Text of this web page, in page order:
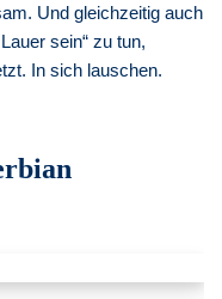
Und gleichzeitig auch
sein“ zu tun,
In sich lauschen.